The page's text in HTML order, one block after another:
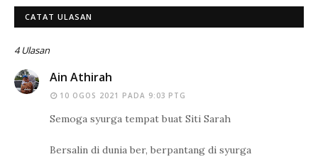
CATAT ULASAN
4 Ulasan
Ain Athirah
10 OGOS 2021 PADA 9:03 PTG
Semoga syurga tempat buat Siti Sarah
Bersalin di dunia ber, berpantang di syurga